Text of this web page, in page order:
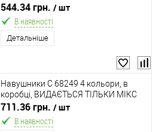
ВИДАЄТЬСЯ ТІЛЬКИ МІКС ВИДІВ, в
коробці
544.34 грн. / шт
В наявності
Детальніше
Навушники C 68249 4 кольори, в
коробці, ВИДАЄТЬСЯ ТІЛЬКИ МІКС
ВИДІВ
711.36 грн. / шт
В наявності